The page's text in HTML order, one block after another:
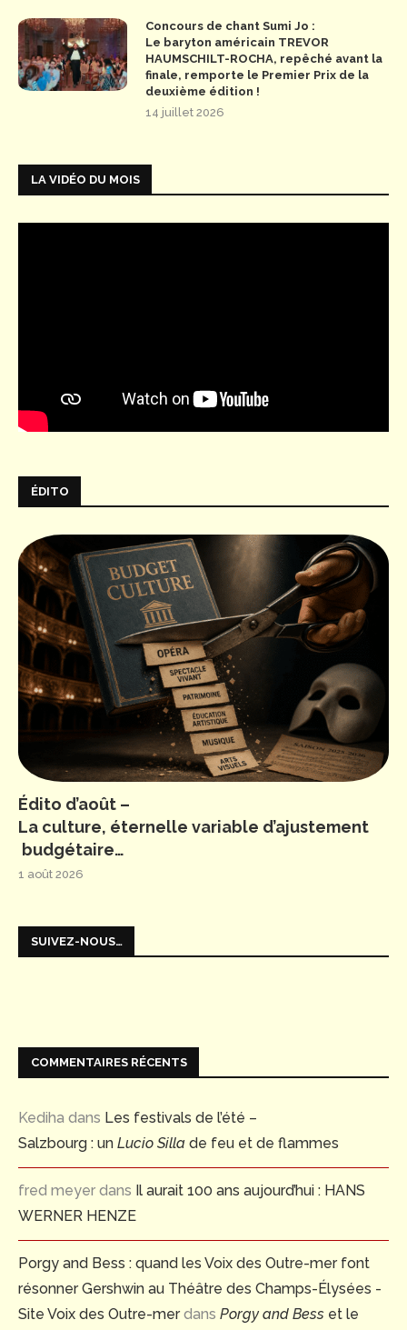
Concours de chant Sumi Jo :
Le baryton américain TREVOR
HAUMSCHILT-ROCHA, repêché avant la
finale, remporte le Premier Prix de la
deuxième édition !
14 juillet 2026
LA VIDÉO DU MOIS
ÉDITO
Édito d’août –
La culture, éternelle variable d’ajustement
budgétaire…
1 août 2026
SUIVEZ-NOUS…
COMMENTAIRES RÉCENTS
Kediha dans Les festivals de l’été –
Salzbourg : un Lucio Silla de feu et de flammes
fred meyer dans Il aurait 100 ans aujourd’hui : HANS
WERNER HENZE
Porgy and Bess : quand les Voix des Outre-mer font
résonner Gershwin au Théâtre des Champs-Élysées -
Site Voix des Outre-merdans Porgy and Bess et le